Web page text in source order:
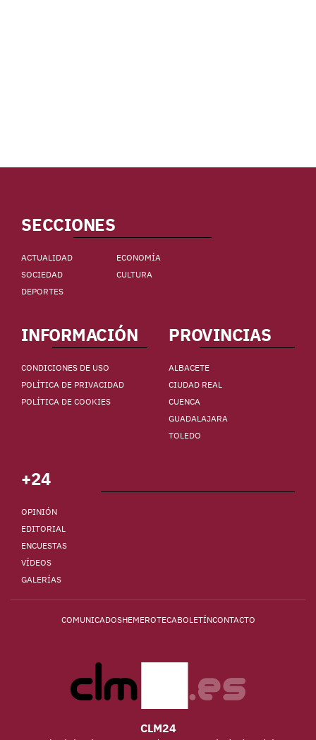
SECCIONES
ACTUALIDAD
ECONOMÍA
SOCIEDAD
CULTURA
DEPORTES
INFORMACIÓN
CONDICIONES DE USO
POLÍTICA DE PRIVACIDAD
POLÍTICA DE COOKIES
PROVINCIAS
ALBACETE
CIUDAD REAL
CUENCA
GUADALAJARA
TOLEDO
+24
OPINIÓN
EDITORIAL
ENCUESTAS
VÍDEOS
GALERÍAS
COMUNICADOSHEMEROTECABOLETÍNCONTACTO
CLM24